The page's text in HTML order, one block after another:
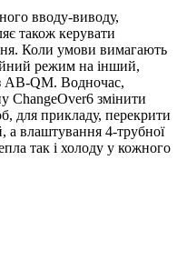
вводу-виводу,
також керувати
Коли умови вимагають
режим на інший,
AB-QM. Водночас,
ChangeOver6 змінити
для прикладу, перекрити
а влаштування 4-трубної
так і холоду у кожного